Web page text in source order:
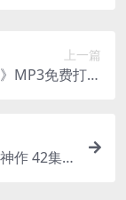
上一篇
MP3免费打包
作 42集